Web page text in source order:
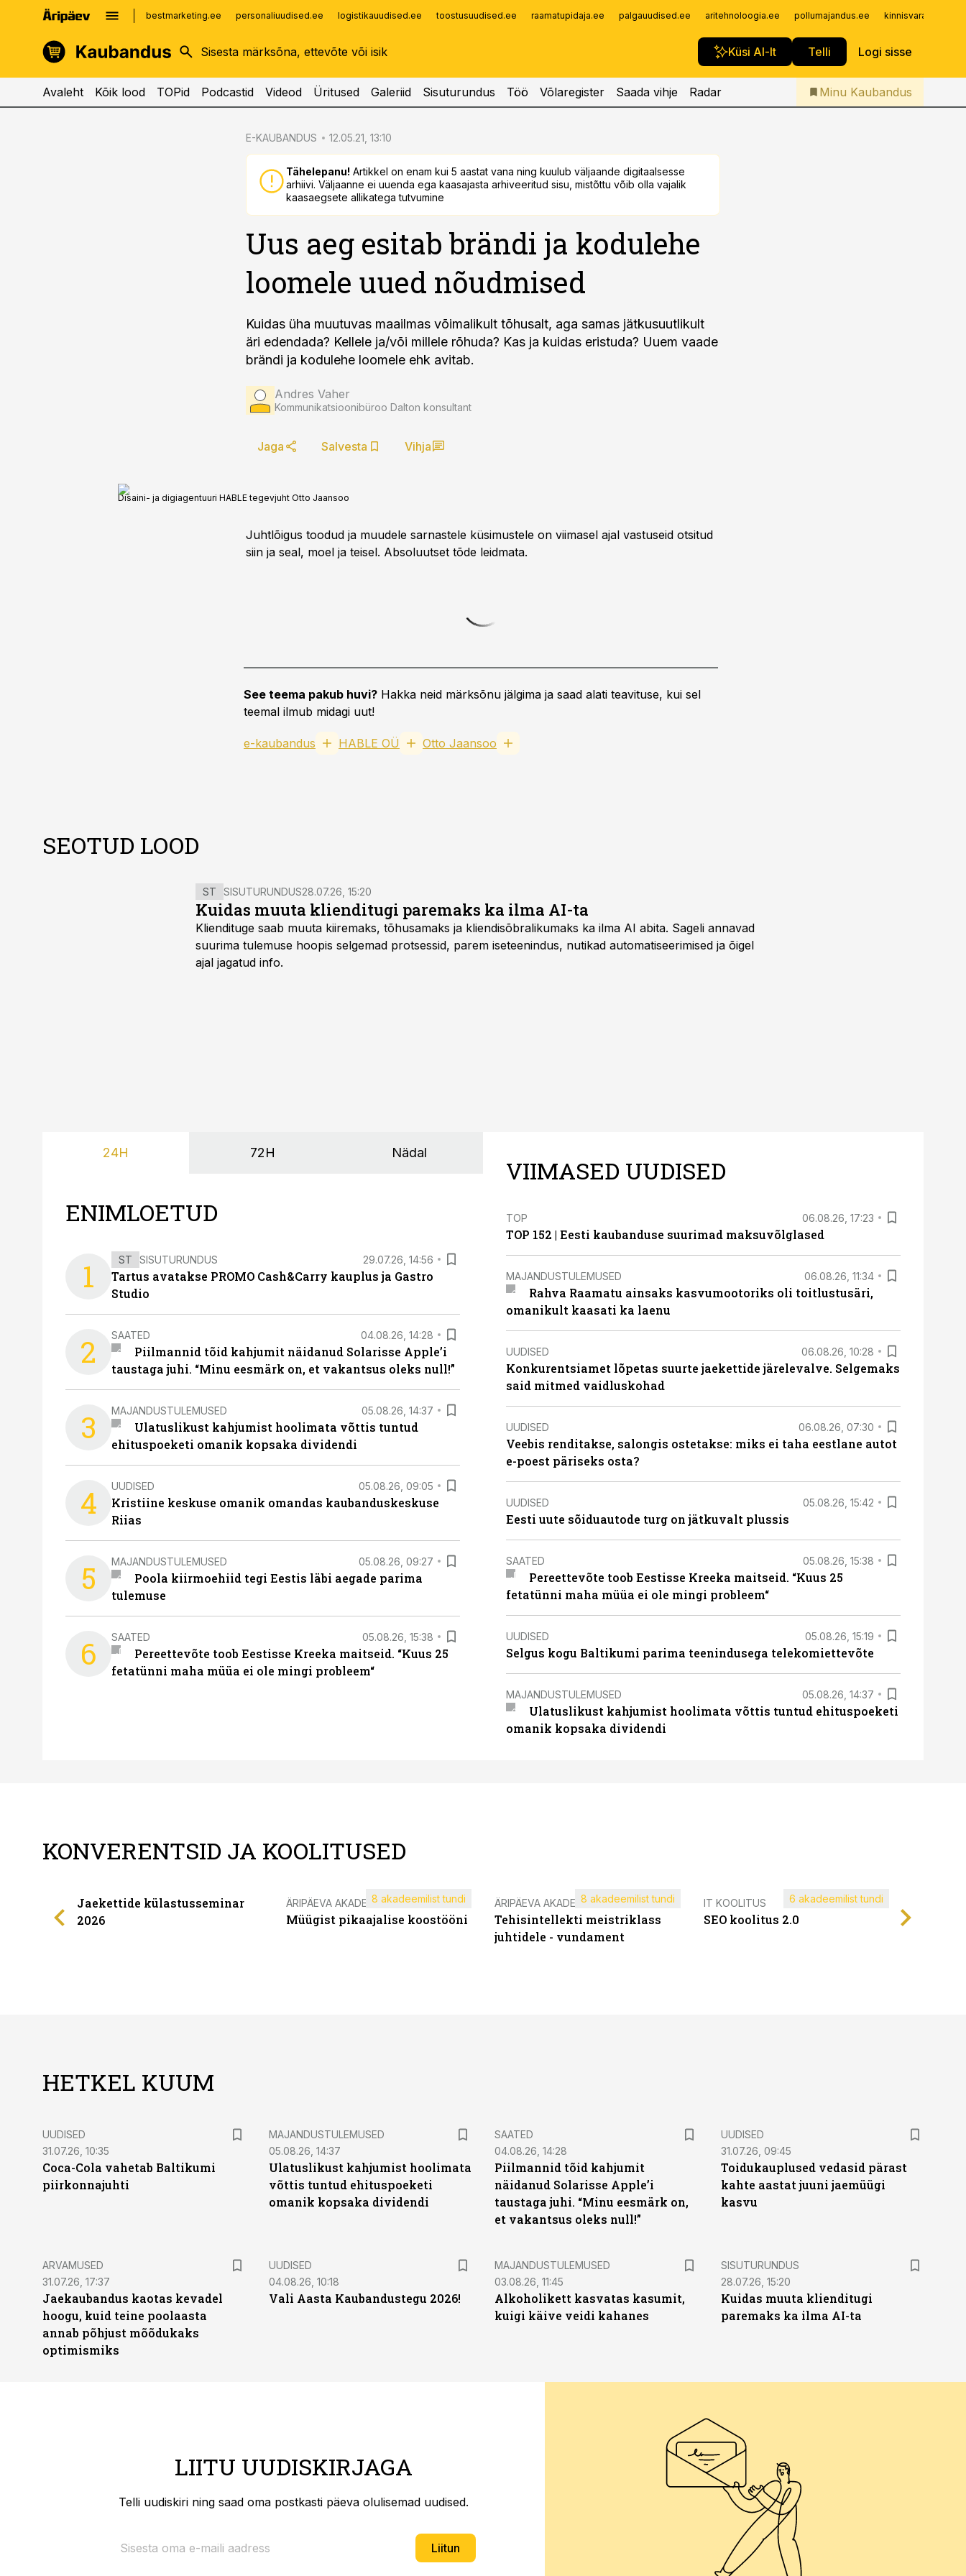
bestmarketing.ee personaliuudised.ee logistikauudised.ee toostusuudised.ee raamatupidaja.ee palgauudised.ee aritehnoloogia.ee pollumajandus.ee
Küsi AI-lt Telli Logi sisse
kinnisvarauudised.ee
logistikauudised.ee
imelineajalugu.ee
Infopank
Iseteenindus
Telli Kaubandus
Avaleht Kõik lood TOPid Podcastid Videod Üritused Galeriid Sisuturundus Töö Võlaregister Saada vihje Radar Minu Kaubandus
E-KAUBANDUS 12.05.21, 13:10
Tähelepanu! Artikkel on enam kui 5 aastat vana ning kuulub väljaande digitaalsesse
arhiivi. Väljaanne ei uuenda ega kaasajasta arhiveeritud sisu, mistõttu võib olla vajalik
kaasaegsete allikatega tutvumine
Uus aeg esitab brändi ja kodulehe
loomele uued nõudmised
Kuidas üha muutuvas maailmas võimalikult tõhusalt, aga samas jätkusuutlikult
äri edendada? Kellele ja/või millele rõhuda? Kas ja kuidas eristuda? Uuem vaade
brändi ja kodulehe loomele ehk avitab.
Andres Vaher
Kommunikatsioonibüroo Dalton konsultant
Jaga Salvesta Vihja
Disaini- ja digiagentuuri HABLE tegevjuht Otto Jaansoo
Juhtlõigus toodud ja muudele sarnastele küsimustele on viimasel ajal vastuseid otsitud
siin ja seal, moel ja teisel. Absoluutset tõde leidmata.
See teema pakub huvi? Hakka neid märksõnu jälgima ja saad alati teavituse, kui sel
teemal ilmub midagi uut!
e-kaubandus HABLE OÜ Otto Jaansoo
SEOTUD LOOD
ST SISUTURUNDUS28.07.26, 15:20
Kuidas muuta klienditugi paremaks ka ilma AI-ta
Kliendituge saab muuta kiiremaks, tõhusamaks ja kliendisõbralikumaks ka ilma AI abita. Sageli annavad
suurima tulemuse hoopis selgemad protsessid, parem iseteenindus, nutikad automatiseerimised ja õigel
ajal jagatud info.
24H 72H Nädal
ENIMLOETUD
1 ST SISUTURUNDUS 29.07.26, 14:56
Tartus avatakse PROMO Cash&Carry kauplus ja Gastro
Studio
2 SAATED 04.08.26, 14:28
Piilmannid tõid kahjumit näidanud Solarisse Apple’i
taustaga juhi. “Minu eesmärk on, et vakantsus oleks null!”
3 MAJANDUSTULEMUSED 05.08.26, 14:37
Ulatuslikust kahjumist hoolimata võttis tuntud
ehituspoeketi omanik kopsaka dividendi
4 UUDISED 05.08.26, 09:05
Kristiine keskuse omanik omandas kaubanduskeskuse
Riias
5 MAJANDUSTULEMUSED 05.08.26, 09:27
Poola kiirmoehiid tegi Eestis läbi aegade parima
tulemuse
6 SAATED 05.08.26, 15:38
Pereettevõte toob Eestisse Kreeka maitseid. “Kuus 25
fetatünni maha müüa ei ole mingi probleem“
VIIMASED UUDISED
TOP 06.08.26, 17:23
TOP 152 | Eesti kaubanduse suurimad maksuvõlglased
MAJANDUSTULEMUSED 06.08.26, 11:34
Rahva Raamatu ainsaks kasvumootoriks oli toitlustusäri,
omanikult kaasati ka laenu
UUDISED 06.08.26, 10:28
Konkurentsiamet lõpetas suurte jaekettide järelevalve. Selgemaks
said mitmed vaidluskohad
UUDISED 06.08.26, 07:30
Veebis renditakse, salongis ostetakse: miks ei taha eestlane autot
e-poest päriseks osta?
UUDISED 05.08.26, 15:42
Eesti uute sõiduautode turg on jätkuvalt plussis
SAATED 05.08.26, 15:38
Pereettevõte toob Eestisse Kreeka maitseid. “Kuus 25
fetatünni maha müüa ei ole mingi probleem“
UUDISED 05.08.26, 15:19
Selgus kogu Baltikumi parima teenindusega telekomiettevõte
MAJANDUSTULEMUSED 05.08.26, 14:37
Ulatuslikust kahjumist hoolimata võttis tuntud ehituspoeketi
omanik kopsaka dividendi
KONVERENTSID JA KOOLITUSED
Jaekettide külastusseminar
2026
ÄRIPÄEVA AKADEEMIA
Müügist pikaajalise koostööni
8 akadeemilist tundi ÄRIPÄEVA AKADEEMIA
Tehisintellekti meistriklass
juhtidele - vundament
8 akadeemilist tundi IT KOOLITUS
SEO koolitus 2.0
6 akadeemilist tundi
HETKEL KUUM
UUDISED
31.07.26, 10:35
Coca-Cola vahetab Baltikumi
piirkonnajuhti
MAJANDUSTULEMUSED
05.08.26, 14:37
Ulatuslikust kahjumist hoolimata
võttis tuntud ehituspoeketi
omanik kopsaka dividendi
SAATED
04.08.26, 14:28
Piilmannid tõid kahjumit
näidanud Solarisse Apple’i
taustaga juhi. “Minu eesmärk on,
et vakantsus oleks null!”
UUDISED
31.07.26, 09:45
Toidukauplused vedasid pärast
kahte aastat juuni jaemüügi
kasvu
ARVAMUSED
31.07.26, 17:37
Jaekaubandus kaotas kevadel
hoogu, kuid teine poolaasta
annab põhjust mõõdukaks
optimismiks
UUDISED
04.08.26, 10:18
Vali Aasta Kaubandustegu 2026!
MAJANDUSTULEMUSED
03.08.26, 11:45
Alkoholikett kasvatas kasumit,
kuigi käive veidi kahanes
ST
SISUTURUNDUS
28.07.26, 15:20
Kuidas muuta klienditugi
paremaks ka ilma AI-ta
LIITU UUDISKIRJAGA
Telli uudiskiri ning saad oma postkasti päeva olulisemad uudised.
Liitun